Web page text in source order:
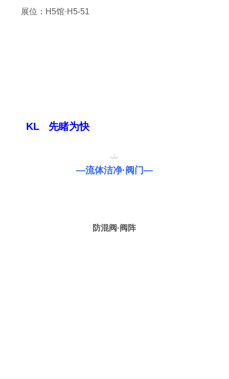
展位：H5馆·H5-51
KL 先睹为快
—流体洁净·阀门—
防混阀·阀阵